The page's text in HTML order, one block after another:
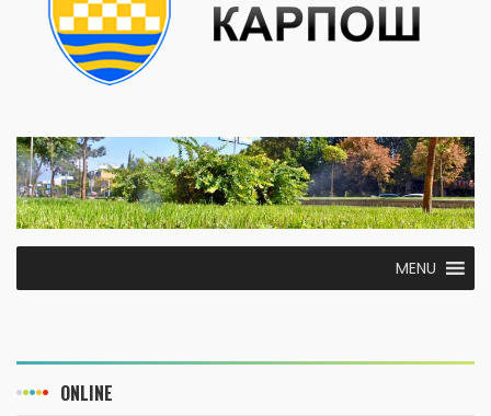
MENU
ONLINE